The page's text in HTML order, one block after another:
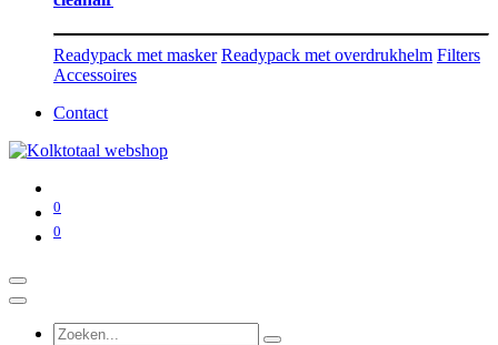
Readypack met masker Readypack met overdrukhelm Filters
Accessoires
Contact
0
0